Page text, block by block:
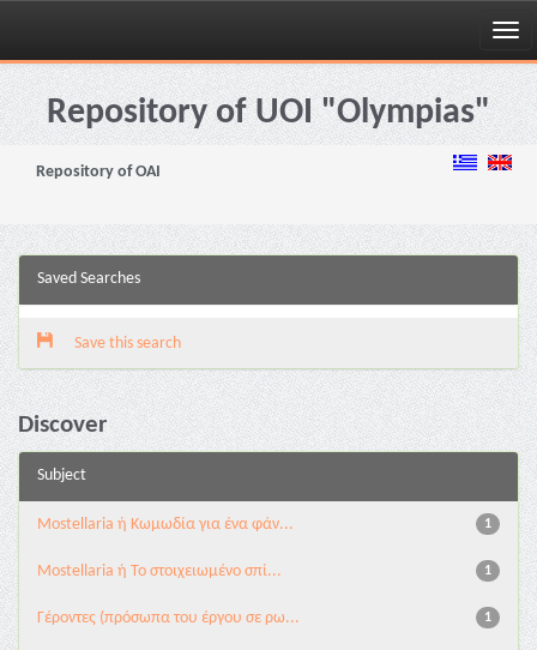
Skip
navigationRepository of UOI "Olympias"
Repository of OAI
Saved Searches
Save this search
Discover
Subject
1
Mostellaria ή Κωμωδία για ένα φάν...
1
Mostellaria ή Το στοιχειωμένο σπί...
1
Γέροντες (πρόσωπα του έργου σε ρω...